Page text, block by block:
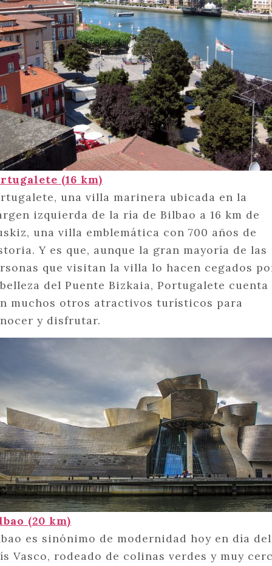
(16 km)
una villa marinera ubicada en la
izquierda de la ría de Bilbao a 16 km de
una villa emblemática con 700 años de
Y es que, aunque la gran mayoría de las
que visitan la villa lo hacen cegados
del Puente Bizkaia, Portugalete cuenta
muchos otros atractivos turísticos para
y disfrutar.
(20 km)
es sinónimo de modernidad hoy en día del
Vasco, rodeado de colinas verdes y muy